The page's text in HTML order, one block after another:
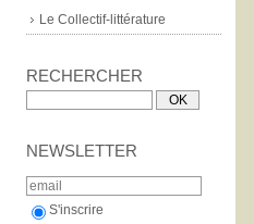
Le Collectif-littérature
RECHERCHER
NEWSLETTER
S'inscrire